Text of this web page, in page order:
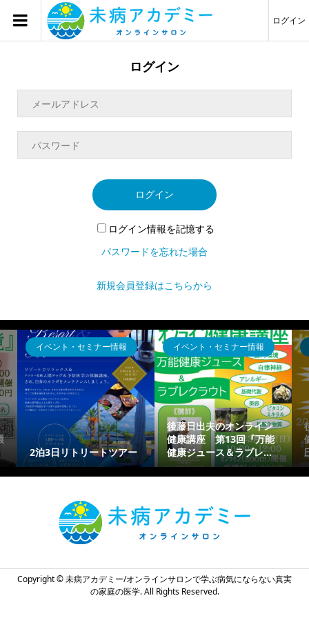
ログイン
ログイン
ログイン
ログイン情報を記憶する
パスワードを忘れた場合
新規会員登録はこちらから
イベント・セミナー情報
2泊3日リトリートツアー
イベント・セミナー情報
後藤日出夫のオンライン
健康講座 第13回『万能
健康ジュース＆ラブレ...
Copyright ©未病アカデミー/オンラインサロンで学ぶ病気にならない真実
の家庭の医学. All Rights Reserved.